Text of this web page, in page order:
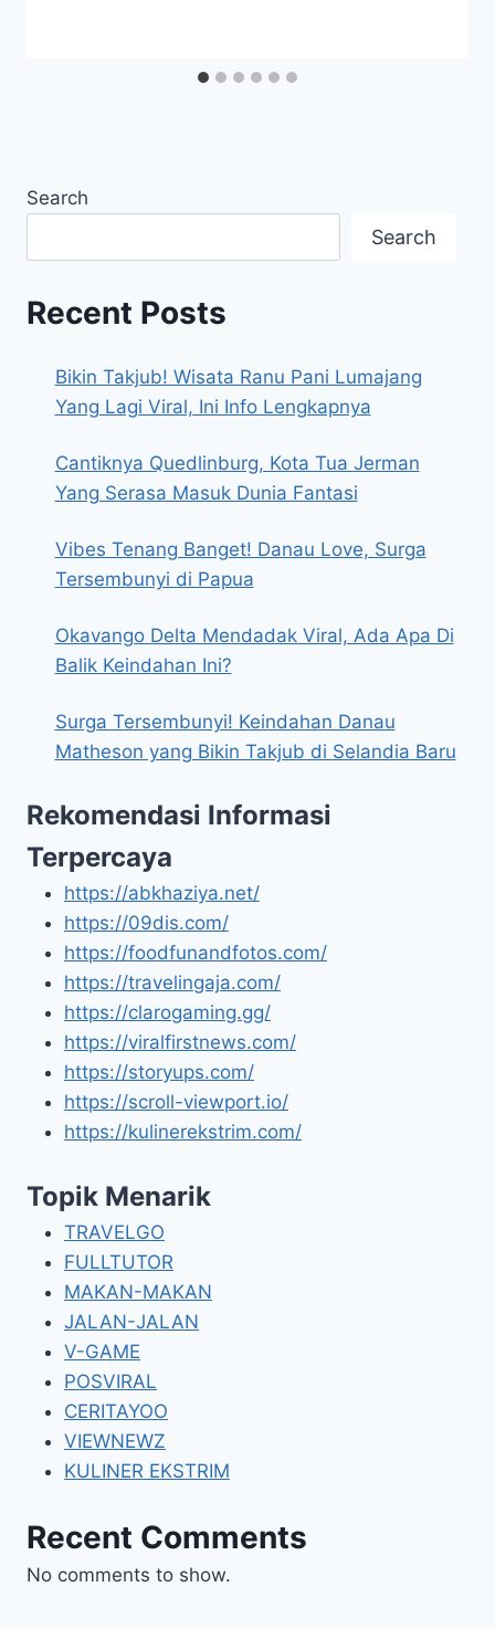
Search
Search
Recent Posts
Bikin Takjub! Wisata Ranu Pani Lumajang
Yang Lagi Viral, Ini Info Lengkapnya
Cantiknya Quedlinburg, Kota Tua Jerman
Yang Serasa Masuk Dunia Fantasi
Vibes Tenang Banget! Danau Love, Surga
Tersembunyi di Papua
Okavango Delta Mendadak Viral, Ada Apa Di
Balik Keindahan Ini?
Surga Tersembunyi! Keindahan Danau
Matheson yang Bikin Takjub di Selandia Baru
Rekomendasi Informasi
Terpercaya
https://abkhaziya.net/
https://09dis.com/
https://foodfunandfotos.com/
https://travelingaja.com/
https://clarogaming.gg/
https://viralfirstnews.com/
https://storyups.com/
https://scroll-viewport.io/
https://kulinerekstrim.com/
Topik Menarik
TRAVELGO
FULLTUTOR
MAKAN-MAKAN
JALAN-JALAN
V-GAME
POSVIRAL
CERITAYOO
VIEWNEWZ
KULINER EKSTRIM
Recent Comments
No comments to show.